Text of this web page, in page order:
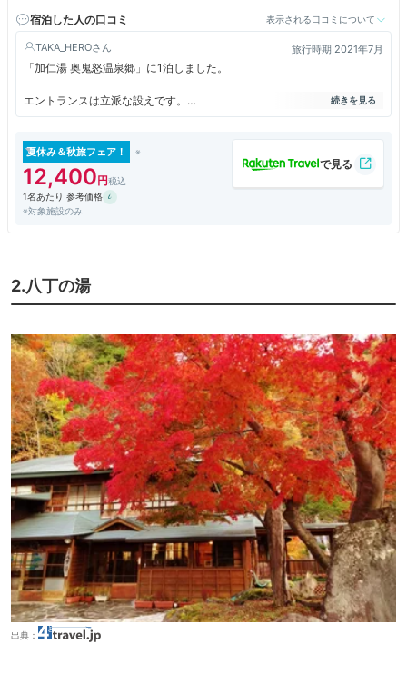
宿泊した人の口コミ
表示される口コミについて
TAKA_HERO 旅行時期 2021年7月
「加仁湯 奥鬼怒温泉郷」に1泊しました。
エントランスは立派な設えです。
古いものの、総じて程度も良く、清掃もされており、きれいです。
お部屋は、4階、和室10畳（トイレあり、洗面あり）でした。
スタッフの接客も素晴らしく、
価格に対して満足度は大変高いです。
夏休み＆秋旅フェア！
12,400
1名あたり 参考価格
※対象施設のみ
2.八丁の湯
出典：